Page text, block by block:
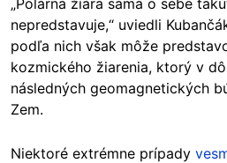
nepredstavuje,“ uviedli
podľa nich však môže
kozmického žiarenia, ktorý v
následných geomagnetických
Zem.
Niektoré extrémne prípady